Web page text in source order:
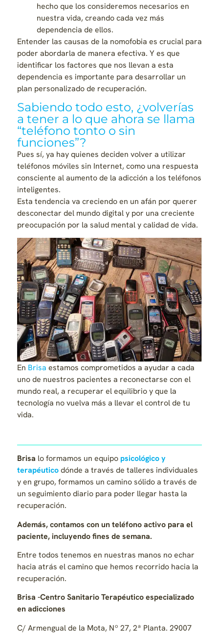
hecho que los consideremos necesarios en
nuestra vida, creando cada vez más
dependencia de ellos.
Entender las causas de la nomofobia es crucial para
poder abordarla de manera efectiva. Y es que
identificar los factores que nos llevan a esta
dependencia es importante para desarrollar un
plan personalizado de recuperación.
Sabiendo todo esto, ¿volverías
a tener a lo que ahora se llama
“teléfono tonto o sin
funciones”?
Pues sí, ya hay quienes deciden volver a utilizar
teléfonos móviles sin Internet, como una respuesta
consciente al aumento de la adicción a los teléfonos
inteligentes.
Esta tendencia va creciendo en un afán por querer
desconectar del mundo digital y por una creciente
preocupación por la salud mental y calidad de vida.
En Brisa estamos comprometidos a ayudar a cada
uno de nuestros pacientes a reconectarse con el
mundo real, a recuperar el equilibrio y que la
tecnología no vuelva más a llevar el control de tu
vida.
Brisa lo formamos un equipo psicológico y
terapéuticodónde a través de talleres individuales
y en grupo, formamos un camino sólido a través de
un seguimiento diario para poder llegar hasta la
recuperación.
Además, contamos con un teléfono activo para el
paciente,incluyendo fines de semana.
Entre todos tenemos en nuestras manos no echar
hacia atrás el camino que hemos recorrido hacia la
recuperación.
Brisa -Centro Sanitario Terapéutico especializado
en adicciones
C/ Armengual de la Mota, Nº 27, 2ª Planta. 29007